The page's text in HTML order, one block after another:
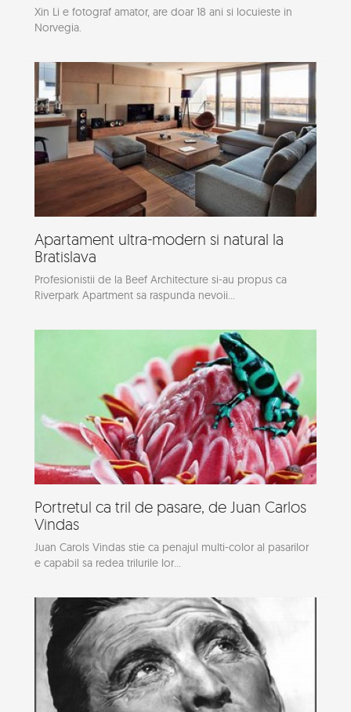
Xin Li e fotograf amator, are doar 18 ani si locuieste in
Norvegia.
Apartament ultra-modern si natural la
Bratislava
Profesionistii de la Beef Architecture si-au propus ca
Riverpark Apartment sa raspunda nevoii...
Portretul ca tril de pasare, de Juan Carlos
Vindas
Juan Carols Vindas stie ca penajul multi-color al pasarilor
e capabil sa redea trilurile lor...